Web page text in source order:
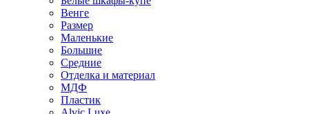
Венге
Размер
Маленькие
Большие
Средние
Отделка и материал
МДФ
Пластик